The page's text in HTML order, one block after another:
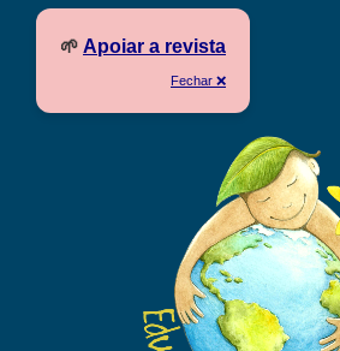
🌱 Apoiar a revista
Fechar ❌